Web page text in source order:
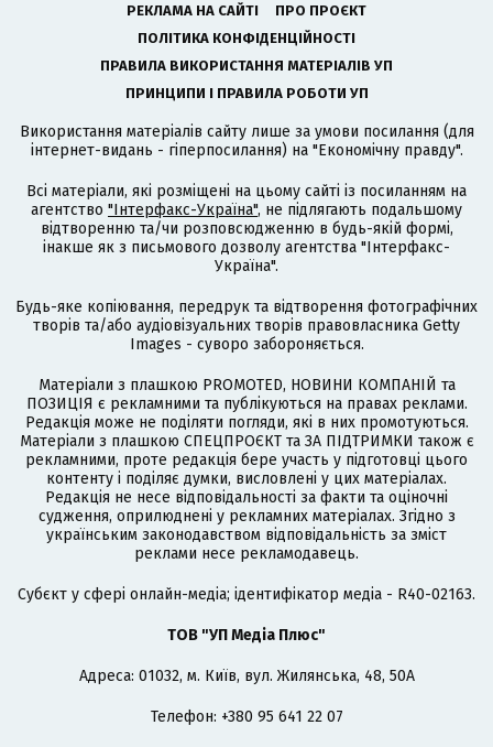
РЕКЛАМА НА САЙТІ
ПРО ПРОЄКТ
ПОЛІТИКА КОНФІДЕНЦІЙНОСТІ
ПРАВИЛА ВИКОРИСТАННЯ МАТЕРІАЛІВ УП
ПРИНЦИПИ І ПРАВИЛА РОБОТИ УП
Використання матеріалів сайту лише за умови посилання (для
інтернет-видань - гіперпосилання) на "Економічну правду".
Всі матеріали, які розміщені на цьому сайті із посиланням на
агентство "Інтерфакс-Україна", не підлягають подальшому
відтворенню та/чи розповсюдженню в будь-якій формі,
інакше як з письмового дозволу агентства "Інтерфакс-
Україна".
Будь-яке копіювання, передрук та відтворення фотографічних
творів та/або аудіовізуальних творів правовласника Getty
Images - суворо забороняється.
Матеріали з плашкою PROMOTED, НОВИНИ КОМПАНІЙ та
ПОЗИЦІЯ є рекламними та публікуються на правах реклами.
Редакція може не поділяти погляди, які в них промотуються.
Матеріали з плашкою СПЕЦПРОЄКТ та ЗА ПІДТРИМКИ також є
рекламними, проте редакція бере участь у підготовці цього
контенту і поділяє думки, висловлені у цих матеріалах.
Редакція не несе відповідальності за факти та оціночні
судження, оприлюднені у рекламних матеріалах. Згідно з
українським законодавством відповідальність за зміст
реклами несе рекламодавець.
Cубєкт у сфері онлайн-медіа; ідентифікатор медіа - R40-02163.
ТОВ "УП Медіа Плюс"
Адреса: 01032, м. Київ, вул. Жилянська, 48, 50А
Телефон: +380 95 641 22 07